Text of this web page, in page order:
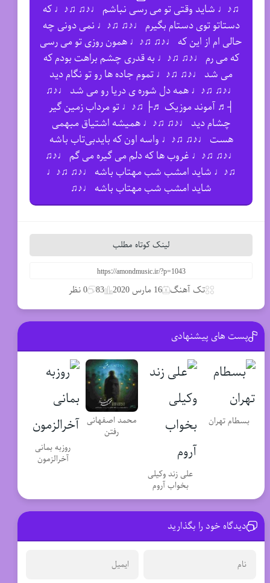
♫♪♩ شاید وقتی تو می رسی نباشم ♩♪♫ ♫♪♩ که
دستاتو توی دستام بگیرم ♩♪♫ ♫♪♩ نمی دونی چه
حالی ام از این که ♩♪♫ ♫♪♩ همون روزی تو می رسی
که می رم ♩♪♫ ♫♪♩ به قدری چشم براهت بودم که
می شد ♩♪♫ ♫♪♩ تموم جاده ها رو تو نگام دید
♩♪♫ ♫♪♩ همه دل شوره ی دریا رو می شد ♩♪♫
┤♬ آموند موزیک ♬├ ♫♪♩ تو مرداب زمین گیر
چشام دید ♩♪♫ ♫♪♩ همیشه اشتیاق مبهمی
هست ♩♪♫ ♫♪♩ واسه اون که بایدبی‌تاب باشه
♩♪♫ ♫♪♩ غروب ها که دلم می گیره می گم ♩♪♫
♫♪♩ شاید امشب شب مهتاب باشه ♩♪♫ ♫♪♩
شاید امشب شب مهتاب باشه ♩♪♫
لینک کوتاه مطلب
تک آهنگ 16 مارس 2020 83 0 نظر
پست های پیشنهادی
بسطام تهران
علی زند وکیلی
بخواب آروم
محمد اصفهانی
رفتن
روزبه بمانی
آخرالزمون
دیدگاه خود را بگذارید